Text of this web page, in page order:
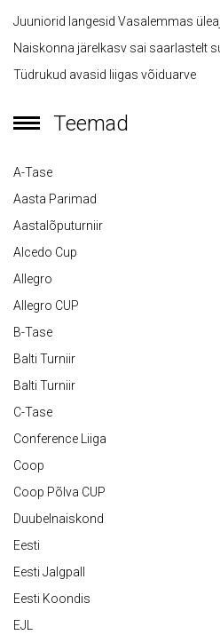
Juuniorid langesid Vasalemmas
Naiskonna järelkasv sai saarlastelt
Tüdrukud avasid liigas võiduarve
Teemad
A-Tase
Aasta Parimad
Aastalõputurniir
Alcedo Cup
Allegro
Allegro CUP
B-Tase
Balti Turniir
Balti Turniir
C-Tase
Conference Liiga
Coop
Coop Põlva CUP
Duubelnaiskond
Eesti
Eesti Jalgpall
Eesti Koondis
EJL